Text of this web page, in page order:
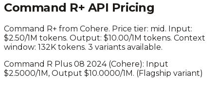
Command R+ API Pricing
Command R+ from Cohere. Price tier: mid . Input:
$2.50/1M tokens. Output: $10.00/1M tokens. Context
window: 132K tokens. 3 variants available.
Command R Plus 08 2024(Cohere): Input
$2.5000/1M, Output $10.0000/1M. (Flagship variant)